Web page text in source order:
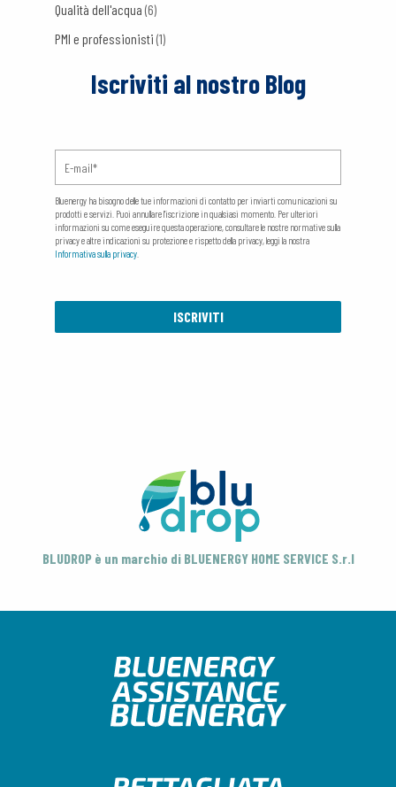
Qualità dell'acqua(6)
PMI e professionisti(1)
Iscriviti al nostro Blog
Bluenergy ha bisogno delle tue informazioni di contatto per inviarti comunicazioni su
prodotti e servizi. Puoi annullare l'iscrizione in qualsiasi momento. Per ulteriori
informazioni su come eseguire questa operazione, consultare le nostre normative sulla
privacy e altre indicazioni su protezione e rispetto della privacy, leggi la nostra
Informativa sulla privacy
BLUDROP è un marchio di BLUENERGY HOME SERVICE S.r.l